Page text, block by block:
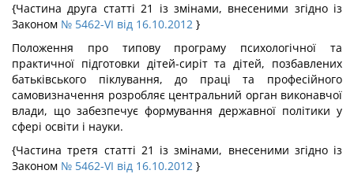
{Частина друга статті 21 із змінами, внесеними згідно із
Законом № 5462-VI від 16.10.2012 }
Положення про типову програму психологічної та
практичної підготовки дітей-сиріт та дітей, позбавлених
батьківського піклування, до праці та професійного
самовизначення розробляє центральний орган виконавчої
влади, що забезпечує формування державної політики у
сфері освіти і науки.
{Частина третя статті 21 із змінами, внесеними згідно із
Законом № 5462-VI від 16.10.2012 }